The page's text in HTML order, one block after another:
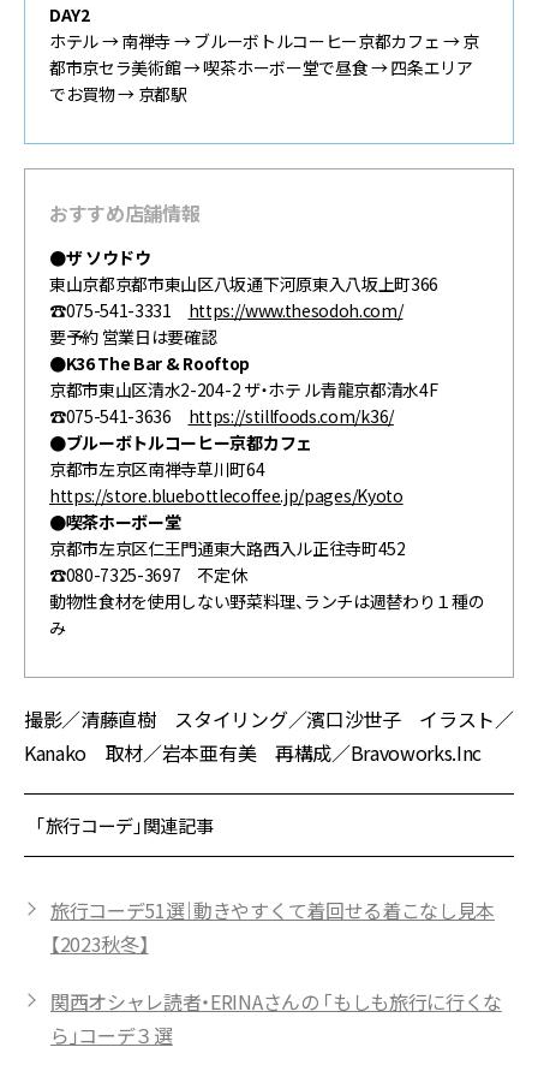
DAY2
ホテル → 南禅寺 → ブルーボトルコーヒー京都カフェ → 京
都市京セラ美術館 → 喫茶ホーボー堂で昼食 → 四条エリア
でお買物 → 京都駅
おすすめ店舗情報
●ザ ソウドウ
東山京都京都市東山区八坂通下河原東入八坂上町366
☎075-541-3331 https://www.thesodoh.com/
要予約 営業日は要確認
●K36 The Bar & Rooftop
京都市東山区清水2-204-2 ザ・ホテ ル青龍京都清水4F
☎075-541-3636 https://stillfoods.com/k36/
●ブルーボトルコーヒー京都カフェ
京都市左京区南禅寺草川町64
https://store.bluebottlecoffee.jp/pages/Kyoto
●喫茶ホーボー堂
京都市左京区仁王門通東大路西入ル正往寺町452
☎080-7325-3697 不定休
動物性食材を使用しない野菜料理、ランチは週替わり１種の
み
撮影／清藤直樹 スタイリング／濱口沙世子 イラスト／
Kanako 取材／岩本亜有美 再構成／Bravoworks.Inc
「旅行コーデ」関連記事
旅行コーデ51選｜動きやすくて着回せる着こなし見本
【2023秋冬】
関西オシャレ読者・ERINAさんの 「もしも旅行に行くな
ら」コーデ３選